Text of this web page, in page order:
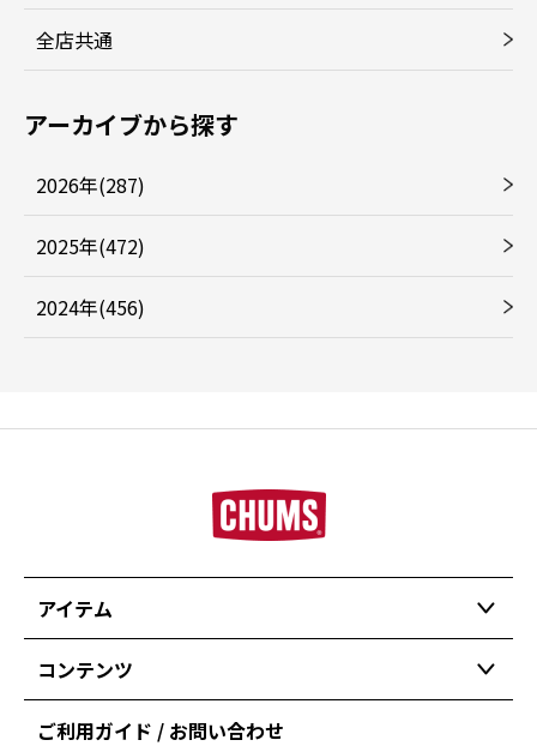
全店共通
アーカイブから探す
2026年(287)
2025年(472)
2024年(456)
アイテム
コンテンツ
ご利用ガイド / お問い合わせ